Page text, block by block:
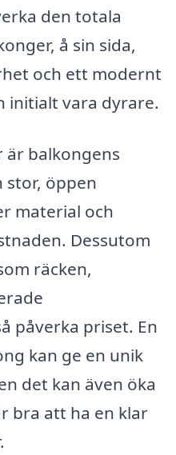
den totala
å sin sida,
och ett modernt
initialt vara dyrare.
är balkongens
stor, öppen
material och
Dessutom
räcken,
påverka priset. En
kan ge en unik
det kan även öka
bra att ha en klar